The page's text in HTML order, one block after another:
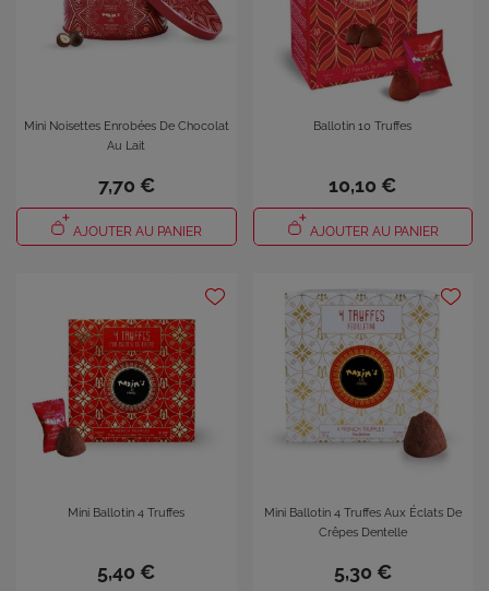
Mini Noisettes Enrobées De Chocolat
Au Lait
7,70 €
AJOUTER AU PANIER
Ballotin 10 Truffes
10,10 €
AJOUTER AU PANIER
Mini Ballotin 4 Truffes
5,40 €
Mini Ballotin 4 Truffes Aux Éclats De
Crêpes Dentelle
5,30 €